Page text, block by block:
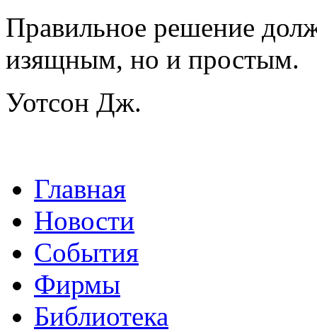
Правильное решение
изящным, но и простым.
Уотсон Дж.
Главная
Новости
События
Фирмы
Библиотека